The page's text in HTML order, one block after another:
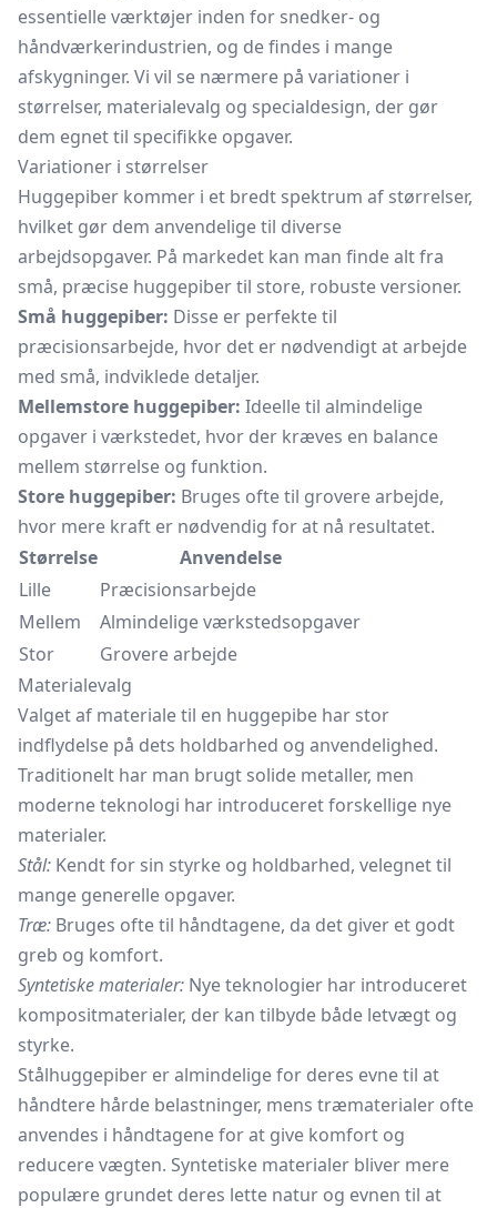
essentielle værktøjer inden for snedker- og
håndværkerindustrien, og de findes i mange
afskygninger. Vi vil se nærmere på variationer i
størrelser, materialevalg og specialdesign, der gør
dem egnet til specifikke opgaver.
Variationer i størrelser
Huggepiber kommer i et bredt spektrum af størrelser,
hvilket gør dem anvendelige til diverse
arbejdsopgaver. På markedet kan man finde alt fra
små, præcise huggepiber til store, robuste versioner.
Små huggepiber: Disse er perfekte til
præcisionsarbejde, hvor det er nødvendigt at arbejde
med små, indviklede detaljer.
Mellemstore huggepiber: Ideelle til almindelige
opgaver i værkstedet, hvor der kræves en balance
mellem størrelse og funktion.
Store huggepiber: Bruges ofte til grovere arbejde,
hvor mere kraft er nødvendig for at nå resultatet.
Størrelse
Anvendelse
Lille
Præcisionsarbejde
Mellem
Almindelige værkstedsopgaver
Stor
Grovere arbejde
Materialevalg
Valget af materiale til en huggepibe har stor
indflydelse på dets holdbarhed og anvendelighed.
Traditionelt har man brugt solide metaller, men
moderne teknologi har introduceret forskellige nye
materialer.
Stål: Kendt for sin styrke og holdbarhed, velegnet til
mange generelle opgaver.
Træ: Bruges ofte til håndtagene, da det giver et godt
greb og komfort.
Syntetiske materialer: Nye teknologier har introduceret
kompositmaterialer, der kan tilbyde både letvægt og
styrke.
Stålhuggepiber er almindelige for deres evne til at
håndtere hårde belastninger, mens træmaterialer ofte
anvendes i håndtagene for at give komfort og
reducere vægten. Syntetiske materialer bliver mere
populære grundet deres lette natur og evnen til at